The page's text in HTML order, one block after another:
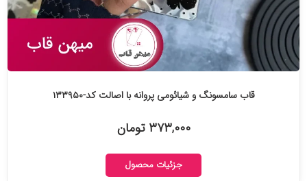
قاب سامسونگ و شیائومی پروانه با اصالت کد-۱۳۳۹۵۰
۳۷۳,۰۰۰ تومان
جزئیات محصول